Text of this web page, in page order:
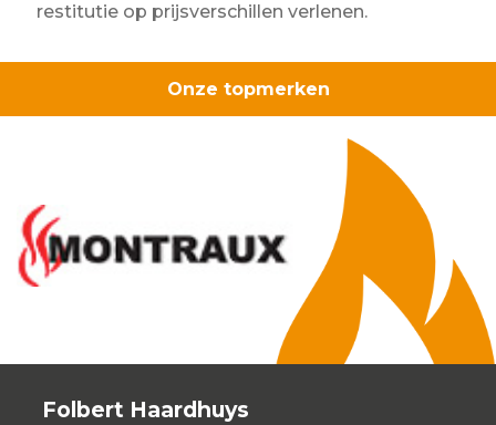
restitutie op prijsverschillen verlenen.
Onze topmerken
Folbert Haardhuys